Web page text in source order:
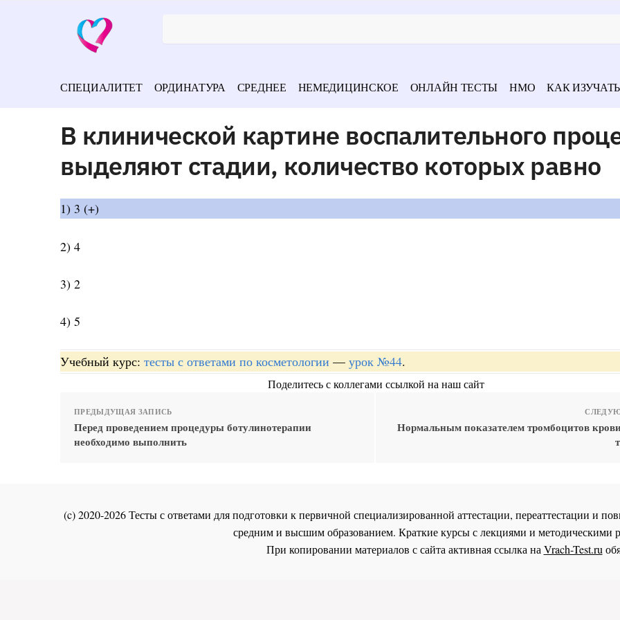
СПЕЦИАЛИТЕТ ОРДИНАТУРА СРЕДНЕЕ НЕМЕДИЦИНСКОЕ ОНЛАЙН ТЕСТЫ НМО КАК ИЗУЧАТЬ
В клинической картине воспалительного
выделяют стадии, количество которых равно
1) 3 (+)
2) 4
3) 2
4) 5
Учебный курс: тесты с ответами по косметологии — урок №44.
Поделитесь с коллегами ссылкой на наш сайт
ПРЕДЫДУЩАЯ ЗАПИСЬ
Перед проведением процедуры ботулинотерапии
необходимо выполнить
Нормальным показателем тромбоцитов
(c) 2020-2026 Тесты с ответами для подготовки к первичной специализированной аттестации, переаттестации и
средним и высшим образованием. Краткие курсы с лекциями и методическими
При копировании материалов с сайта активная ссылка на Vrach-Test.ru